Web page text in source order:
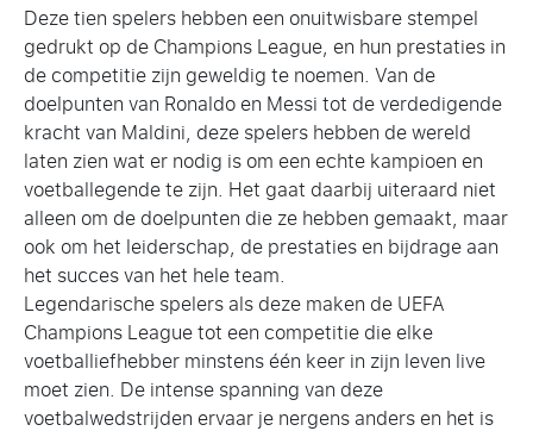
Deze tien spelers hebben een onuitwisbare stempel
gedrukt op de Champions League, en hun prestaties in
de competitie zijn geweldig te noemen. Van de
doelpunten van Ronaldo en Messi tot de verdedigende
kracht van Maldini, deze spelers hebben de wereld
laten zien wat er nodig is om een echte kampioen en
voetballegende te zijn. Het gaat daarbij uiteraard niet
alleen om de doelpunten die ze hebben gemaakt, maar
ook om het leiderschap, de prestaties en bijdrage aan
het succes van het hele team.
Legendarische spelers als deze maken de UEFA
Champions League tot een competitie die elke
voetballiefhebber minstens één keer in zijn leven live
moet zien. De intense spanning van deze
voetbalwedstrijden ervaar je nergens anders en het is